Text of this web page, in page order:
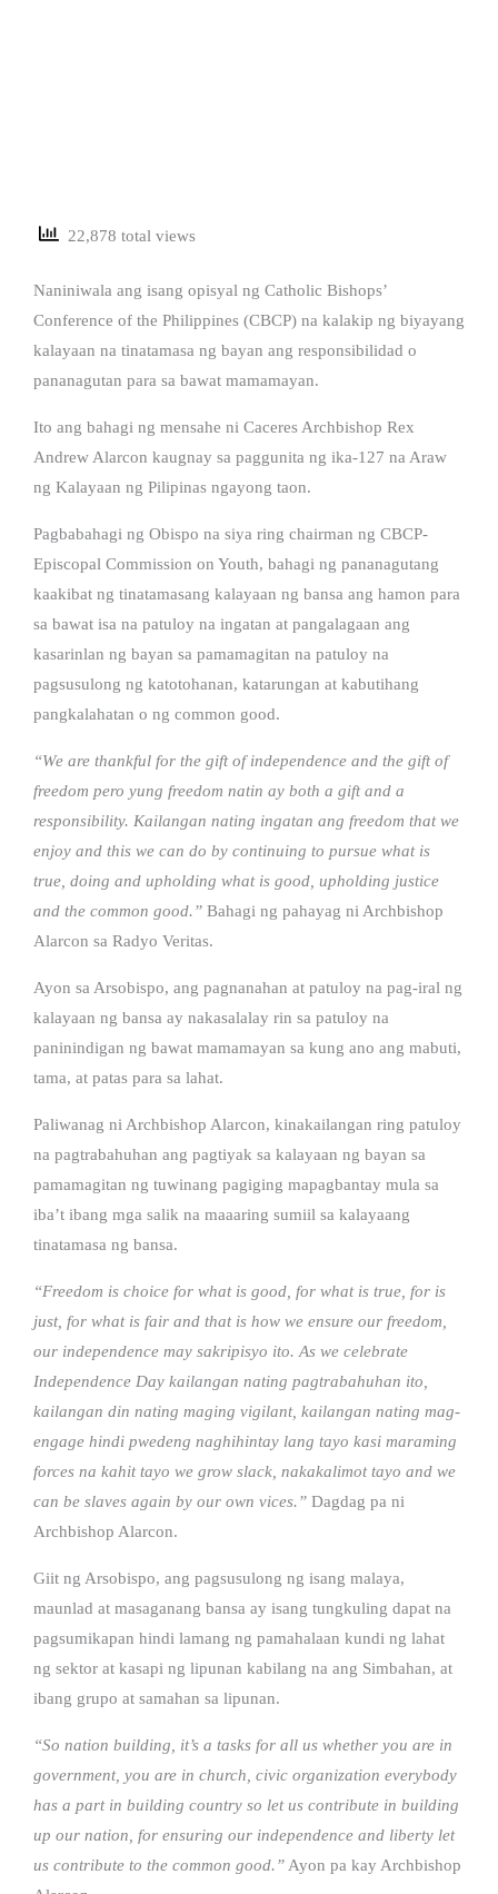
22,878 total views
Naniniwala ang isang opisyal ng Catholic Bishops’
Conference of the Philippines (CBCP) na kalakip ng biyayang
kalayaan na tinatamasa ng bayan ang responsibilidad o
pananagutan para sa bawat mamamayan.
Ito ang bahagi ng mensahe ni Caceres Archbishop Rex
Andrew Alarcon kaugnay sa paggunita ng ika-127 na Araw
ng Kalayaan ng Pilipinas ngayong taon.
Pagbabahagi ng Obispo na siya ring chairman ng CBCP-
Episcopal Commission on Youth, bahagi ng pananagutang
kaakibat ng tinatamasang kalayaan ng bansa ang hamon para
sa bawat isa na patuloy na ingatan at pangalagaan ang
kasarinlan ng bayan sa pamamagitan na patuloy na
pagsusulong ng katotohanan, katarungan at kabutihang
pangkalahatan o ng common good.
“We are thankful for the gift of independence and the gift of
freedom pero yung freedom natin ay both a gift and a
responsibility. Kailangan nating ingatan ang freedom that we
enjoy and this we can do by continuing to pursue what is
true, doing and upholding what is good, upholding justice
and the common good.” Bahagi ng pahayag ni Archbishop
Alarcon sa Radyo Veritas.
Ayon sa Arsobispo, ang pagnanahan at patuloy na pag-iral ng
kalayaan ng bansa ay nakasalalay rin sa patuloy na
paninindigan ng bawat mamamayan sa kung ano ang mabuti,
tama, at patas para sa lahat.
Paliwanag ni Archbishop Alarcon, kinakailangan ring patuloy
na pagtrabahuhan ang pagtiyak sa kalayaan ng bayan sa
pamamagitan ng tuwinang pagiging mapagbantay mula sa
iba’t ibang mga salik na maaaring sumiil sa kalayaang
tinatamasa ng bansa.
“Freedom is choice for what is good, for what is true, for is
just, for what is fair and that is how we ensure our freedom,
our independence may sakripisyo ito. As we celebrate
Independence Day kailangan nating pagtrabahuhan ito,
kailangan din nating maging vigilant, kailangan nating mag-
engage hindi pwedeng naghihintay lang tayo kasi maraming
forces na kahit tayo we grow slack, nakakalimot tayo and we
can be slaves again by our own vices.” Dagdag pa ni
Archbishop Alarcon.
Giit ng Arsobispo, ang pagsusulong ng isang malaya,
maunlad at masaganang bansa ay isang tungkuling dapat na
pagsumikapan hindi lamang ng pamahalaan kundi ng lahat
ng sektor at kasapi ng lipunan kabilang na ang Simbahan, at
ibang grupo at samahan sa lipunan.
“So nation building, it’s a tasks for all us whether you are in
government, you are in church, civic organization everybody
has a part in building country so let us contribute in building
up our nation, for ensuring our independence and liberty let
us contribute to the common good.” Ayon pa kay Archbishop